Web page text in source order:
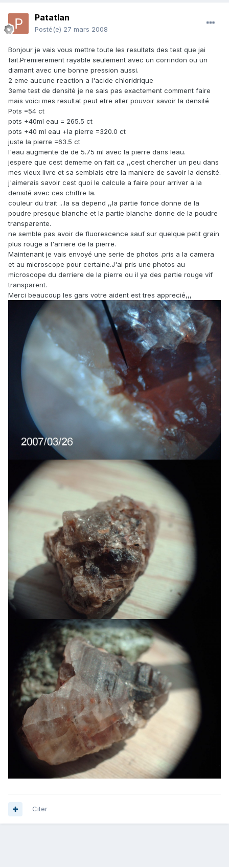
Patatlan
Posté(e) 27 mars 2008
Bonjour je vais vous mettre toute les resultats des test que jai
fait.Premierement rayable seulement avec un corrindon ou un
diamant avec une bonne pression aussi.
2 eme aucune reaction a l'acide chloridrique
3eme test de densité je ne sais pas exactement comment faire
mais voici mes resultat peut etre aller pouvoir savoir la densité
Pots =54 ct
pots +40ml eau = 265.5 ct
pots +40 ml eau +la pierre =320.0 ct
juste la pierre =63.5 ct
l'eau augmente de de 5.75 ml avec la pierre dans leau.
jespere que cest dememe on fait ca ,,cest chercher un peu dans
mes vieux livre et sa semblais etre la maniere de savoir la densité.
j'aimerais savoir cest quoi le calcule a faire pour arriver a la
densité avec ces chiffre la.
couleur du trait ...la sa depend ,,la partie fonce donne de la
poudre presque blanche et la partie blanche donne de la poudre
transparente.
ne semble pas avoir de fluorescence sauf sur quelque petit grain
plus rouge a l'arriere de la pierre.
Maintenant je vais envoyé une serie de photos .pris a la camera
et au microscope pour certaine.J'ai pris une photos au
microscope du derriere de la pierre ou il ya des partie rouge vif
transparent.
Merci beaucoup les gars votre aident est tres apprecié,,,
Citer